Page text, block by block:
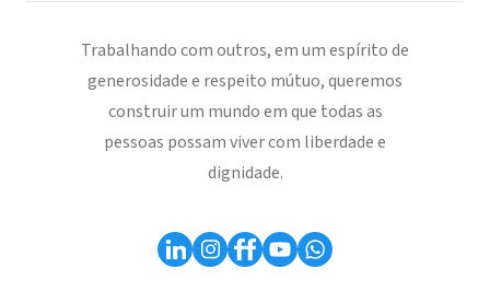
Trabalhando com outros, em um espírito de
generosidade e respeito mútuo, queremos
construir um mundo em que todas as
pessoas possam viver com liberdade e
dignidade.